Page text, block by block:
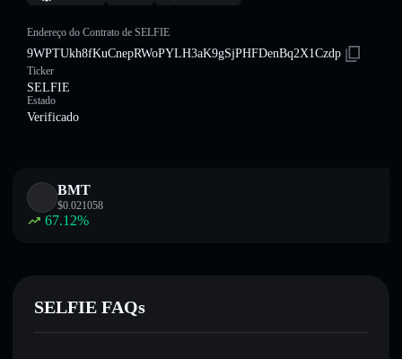
Endereço do Contrato de SELFIE
9WPTUkh8fKuCnepRWoPYLH3aK9gSjPHFDenBq2X1Czdp
Ticker
SELFIE
Estado
Verificado
BMT
$0.021058
67.12%
SELFIE FAQs